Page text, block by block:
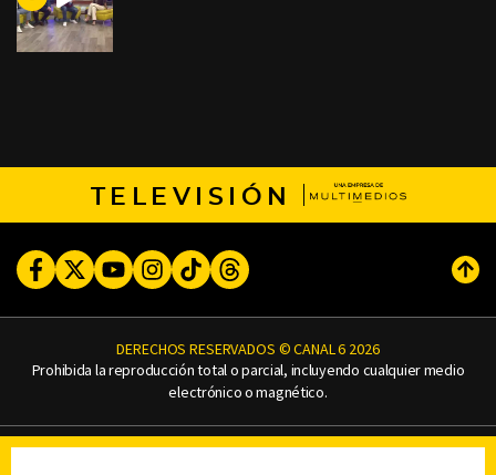
TELEVISIÓN
FacebookTwitterYoutubeInstagram
TikTokThreads
DERECHOS RESERVADOS © CANAL 6 2026
Prohibida la reproducción total o parcial, incluyendo cualquier medio
electrónico o magnético.